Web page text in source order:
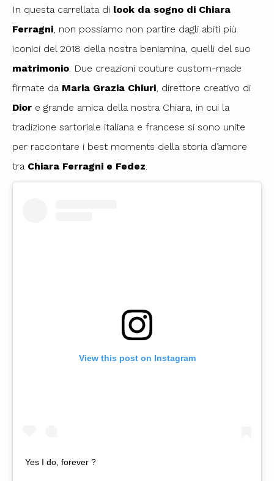
In questa carrellata di look da sogno di Chiara
Ferragni, non possiamo non partire dagli abiti più
iconici del 2018 della nostra beniamina, quelli del suo
matrimonio. Due creazioni couture custom-made
firmate da Maria Grazia Chiuri, direttore creativo di
Dior e grande amica della nostra Chiara, in cui la
tradizione sartoriale italiana e francese si sono unite
per raccontare i best moments della storia d’amore
tra Chiara Ferragni e Fedez.
View this post on Instagram
Yes I do, forever ?